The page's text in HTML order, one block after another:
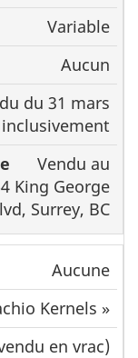
Variable
Aucun
du 31 mars
Vendu au
King George
Surrey, BC
Aucune
Kernels »
en vrac)